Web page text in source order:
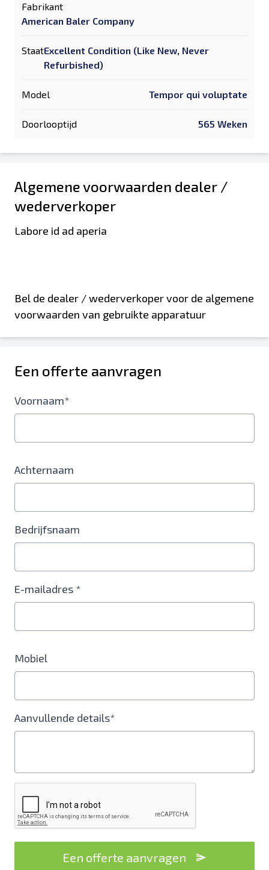
Fabrikant
American Baler Company
StaatExcellent Condition (Like New, Never
Refurbished)
Model Tempor qui voluptate
Doorlooptijd 565 Weken
Algemene voorwaarden dealer /
wederverkoper
Labore id ad aperia
Bel de dealer / wederverkoper voor de algemene
voorwaarden van gebruikte apparatuur
Een offerte aanvragen
Voornaam*
Achternaam
Bedrijfsnaam
E-mailadres *
Mobiel
Aanvullende details*
Een offerte aanvragen